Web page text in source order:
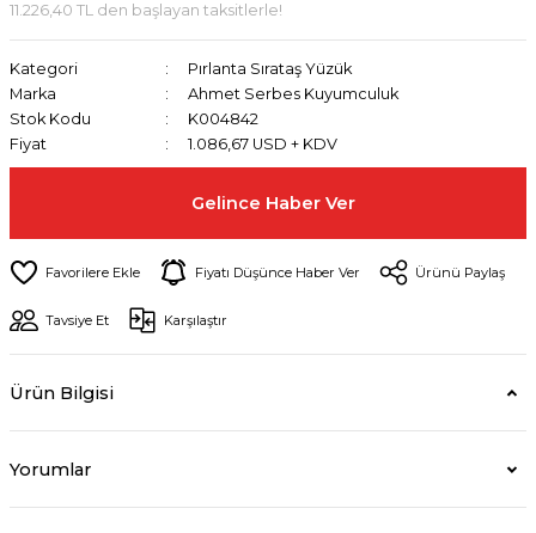
11.226,40 TL den başlayan taksitlerle!
Kategori
Pırlanta Sırataş Yüzük
Marka
Ahmet Serbes Kuyumculuk
Stok Kodu
K004842
Fiyat
1.086,67 USD + KDV
Gelince Haber Ver
Fiyatı Düşünce Haber Ver Ürünü Paylaş
Tavsiye Et Karşılaştır
Ürün Bilgisi
Yorumlar